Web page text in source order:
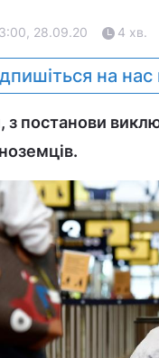
28.09.20 4 хв.
на нас
з постанови